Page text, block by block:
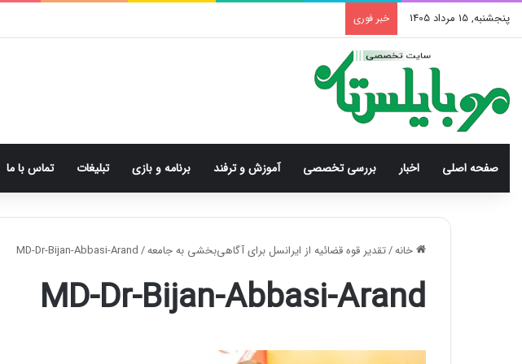
پنجشنبه, 15 مرداد 1405 خبر فوری
صفحه اصلی اخبار بررسی‌ تخصصی آموزش و ترفند برنامه و بازی تبلیغات تماس با ما
خانه/تقدیر قوه قضائیه از ایرانسل برای آگاهی‌بخشی به جامعه/
MD-Dr-Bijan-Abbasi-Arand
MD-Dr-Bijan-Abbasi-Arand